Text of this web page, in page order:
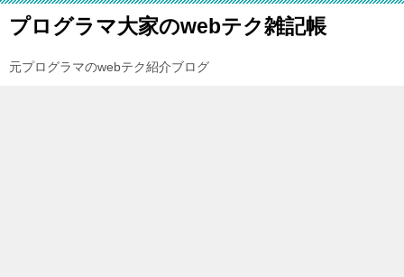
プログラマ大家のwebテク雑記帳
元プログラマのwebテク紹介ブログ